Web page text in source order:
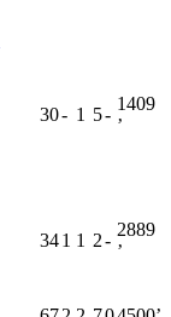
30- 1 5-
1409
ʼ
341 1 2-
2889
ʼ